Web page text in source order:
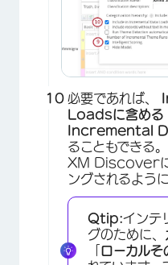
必要であれば、
Loadsに含め
Incremental
ることもできる
XM Discoverに
ングされるよう
Qtip:インテ
グのために、
ローカルそ